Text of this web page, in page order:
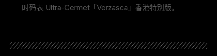
时码表 Ultra-Cermet「Verzasca」香港特别版。